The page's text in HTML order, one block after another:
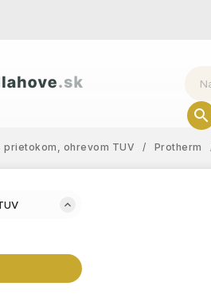
prietokom, ohrevom TUV / Protherm